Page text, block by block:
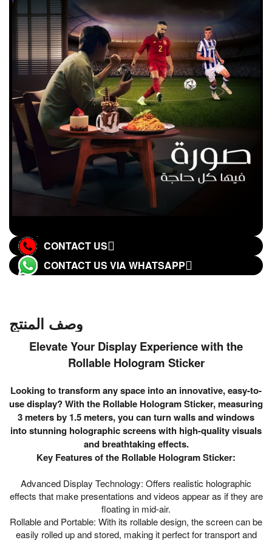
CONTACT US
CONTACT US VIA WHATSAPP
وصف المنتج
Elevate Your Display Experience with the
Rollable Hologram Sticker
Looking to transform any space into an innovative, easy-to-
use display? With the Rollable Hologram Sticker, measuring
3 meters by 1.5 meters, you can turn walls and windows
into stunning holographic screens with high-quality visuals
and breathtaking effects.
Key Features of the Rollable Hologram Sticker:
Advanced Display Technology: Offers realistic holographic
effects that make presentations and videos appear as if they are
floating in mid-air.
Rollable and Portable: With its rollable design, the screen can be
easily rolled up and stored, making it perfect for transport and